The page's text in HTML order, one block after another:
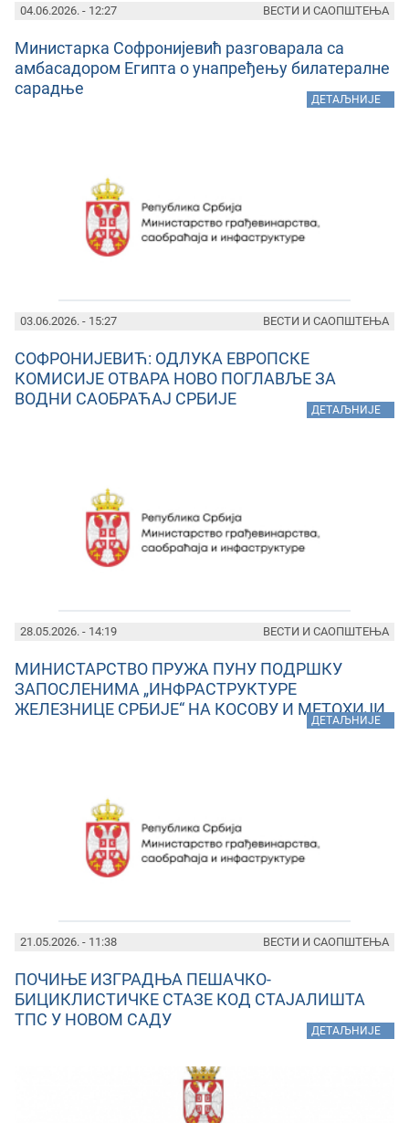
04.06.2026. - 12:27
Министарка Софронијевић разговарала са
амбасадором Египта о унапређењу билатералне
сарадње
ДЕТАЉНИЈЕ
ВЕСТИ И САОПШТЕЊА
03.06.2026. - 15:27
СОФРОНИЈЕВИЋ: ОДЛУКА ЕВРОПСКЕ
КОМИСИЈЕ ОТВАРА НОВО ПОГЛАВЉЕ ЗА
ВОДНИ САОБРАЋАЈ СРБИЈЕ
ДЕТАЉНИЈЕ
ВЕСТИ И САОПШТЕЊА
28.05.2026. - 14:19
МИНИСТАРСТВО ПРУЖА ПУНУ ПОДРШКУ
ЗАПОСЛЕНИМА „ИНФРАСТРУКТУРЕ
ЖЕЛЕЗНИЦЕ СРБИЈE“ НА КОСОВУ И МЕТОХИЈИ
ДЕТАЉНИЈЕ
ВЕСТИ И САОПШТЕЊА
21.05.2026. - 11:38
ПОЧИЊЕ ИЗГРАДЊА ПЕШАЧКО-
БИЦИКЛИСТИЧКЕ СТАЗЕ КОД СТАЈАЛИШТА
ТПС У НОВОМ САДУ
ДЕТАЉНИЈЕ
ВЕСТИ И САОПШТЕЊА